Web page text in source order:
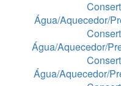
Água/Aquecedor/
Água/Aquecedor/
Água/Aquecedor/